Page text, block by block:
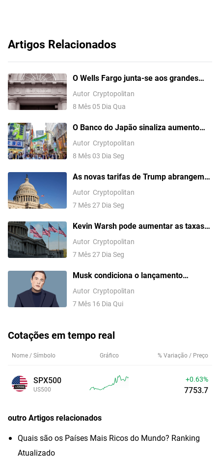
Artigos Relacionados
O Wells Fargo junta-se aos grandes
bancos dos EUA que estão a construir
uma rede de depósitos tokenizados
Autor Cryptopolitan
8 Mês 05 Dia Qua
O Banco do Japão sinaliza aumento
das taxas de juros, apesar de mantê-
las em 1%
Autor Cryptopolitan
8 Mês 03 Dia Seg
As novas tarifas de Trump abrangem
mais de 80 países e 99,4% do comércio
dos EUA
Autor Cryptopolitan
7 Mês 27 Dia Seg
Kevin Warsh pode aumentar as taxas
esta semana
Autor Cryptopolitan
7 Mês 27 Dia Seg
Musk condiciona o lançamento
completo do código aberto do X a uma
revisão de segurança
Autor Cryptopolitan
7 Mês 16 Dia Qui
Cotações em tempo real
Nome / Símbolo Gráfico % Variação / Preço
SPX500
US500
+0.63%
7753.7
outroArtigos relacionados
Quais são os Países Mais Ricos do Mundo? Ranking
Atualizado